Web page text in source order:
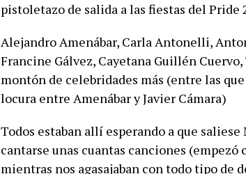
pistoletazo de salida a las fiestas del Pride
Alejandro Amenábar, Carla Antonelli,
Francine Gálvez, Cayetana Guillén
montón de celebridades más (entre las
locura entre Amenábar y Javier Cámara)
Todos estaban allí esperando a que
cantarse unas cuantas canciones (empezó
mientras nos agasajaban con todo tipo de